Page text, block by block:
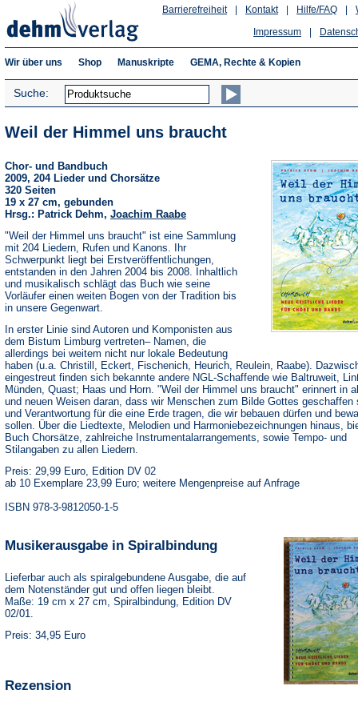
Hilfe/FAQ
Kontakt
Barrierefreiheit
Impressum
Wir über uns Shop Manuskripte GEMA, Rechte & Kopien
Suche:
Weil der Himmel uns braucht
Chor- und Bandbuch
2009, 204 Lieder und Chorsätze
320 Seiten
19 x 27 cm, gebunden
Hrsg.: Patrick Dehm, Joachim Raabe
"Weil der Himmel uns braucht" ist eine Sammlung
mit 204 Liedern, Rufen und Kanons. Ihr
Schwerpunkt liegt bei Erstveröffentlichungen,
entstanden in den Jahren 2004 bis 2008. Inhaltlich
und musikalisch schlägt das Buch wie seine
Vorläufer einen weiten Bogen von der Tradition bis
in unsere Gegenwart.
In erster Linie sind Autoren und Komponisten aus
dem Bistum Limburg vertreten– Namen, die
allerdings bei weitem nicht nur lokale Bedeutung
haben (u.a. Christill, Eckert, Fischenich, Heurich, Reulein, Raabe).
eingestreut finden sich bekannte andere NGL-Schaffende wie Baltruweit,
Münden, Quast; Haas und Horn. "Weil der Himmel uns braucht" erinnert in
und neuen Weisen daran, dass wir Menschen zum Bilde Gottes geschaffen
und Verantwortung für die eine Erde tragen, die wir bebauen dürfen und
sollen. Über die Liedtexte, Melodien und Harmoniebezeichnungen hinaus,
Buch Chorsätze, zahlreiche Instrumentalarrangements, sowie Tempo- und
Stilangaben zu allen Liedern.
Preis: 29,99 Euro, Edition DV 02
ab 10 Exemplare 23,99 Euro; weitere Mengenpreise auf Anfrage
ISBN 978-3-9812050-1-5
Musikerausgabe in Spiralbindung
Lieferbar auch als spiralgebundene Ausgabe, die auf
dem Notenständer gut und offen liegen bleibt.
Maße: 19 cm x 27 cm, Spiralbindung, Edition DV
02/01.
Preis: 34,95 Euro
Rezension